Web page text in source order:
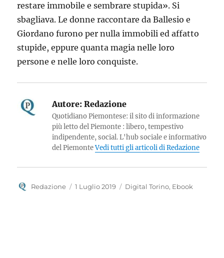
restare immobile e sembrare stupida». Si
sbagliava. Le donne raccontare da Ballesio e
Giordano furono per nulla immobili ed affatto
stupide, eppure quanta magia nelle loro
persone e nelle loro conquiste.
Autore: Redazione
Quotidiano Piemontese: il sito di informazione
più letto del Piemonte : libero, tempestivo
indipendente, social. L'hub sociale e informativo
del PiemonteVedi tutti gli articoli di Redazione
Autore
Redazione
Pubblicato
1 Luglio 2019 Categorie
Digital Torino, Ebook